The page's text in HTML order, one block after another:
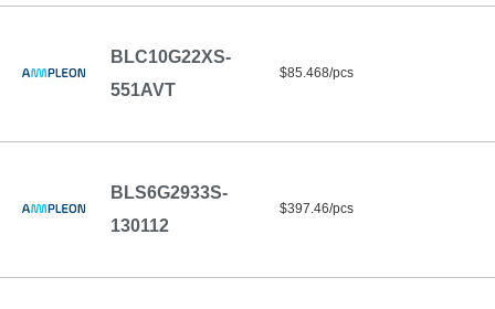
BLC10G22XS-
551AVT
$85.468/pcs
BLS6G2933S-
130112
$397.46/pcs